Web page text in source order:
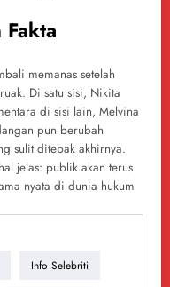
memanas setelah
Di satu sisi, Nikita
di sisi lain, Melvina
pun berubah
sulit ditebak akhirnya.
jelas: publik akan terus
nyata di dunia hukum
Info Selebriti